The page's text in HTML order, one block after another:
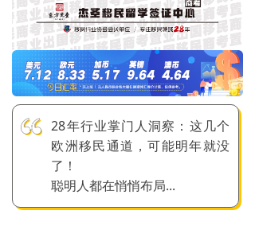
28年行业掌门人洞察：这几个
欧洲移民通道，可能明年就没
了！
聪明人都在悄悄布局...